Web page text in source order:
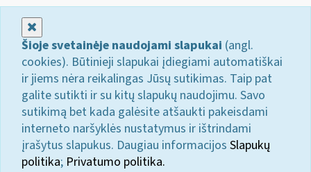
Šioje svetainėje naudojami slapukai (angl.
cookies). Būtinieji slapukai įdiegiami automatiškai
ir jiems nėra reikalingas Jūsų sutikimas. Taip pat
galite sutikti ir su kitų slapukų naudojimu. Savo
sutikimą bet kada galėsite atšaukti pakeisdami
interneto naršyklės nustatymus ir ištrindami
įrašytus slapukus. Daugiau informacijos Slapukų
politika; Privatumo politika.